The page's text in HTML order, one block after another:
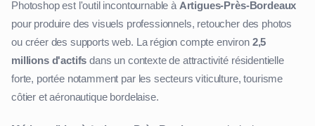
Photoshop est l'outil incontournable àArtigues-Près-Bordeaux
pour produire des visuels professionnels, retoucher des photos
ou créer des supports web. La région compte environ 2,5
millions d'actifs dans un contexte de attractivité résidentielle
forte, portée notamment par les secteurs viticulture, tourisme
côtier et aéronautique bordelaise.